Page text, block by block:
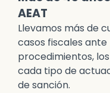
AEAT
Llevamos más de
casos fiscales ante
procedimientos,
cada tipo de
de sanción.